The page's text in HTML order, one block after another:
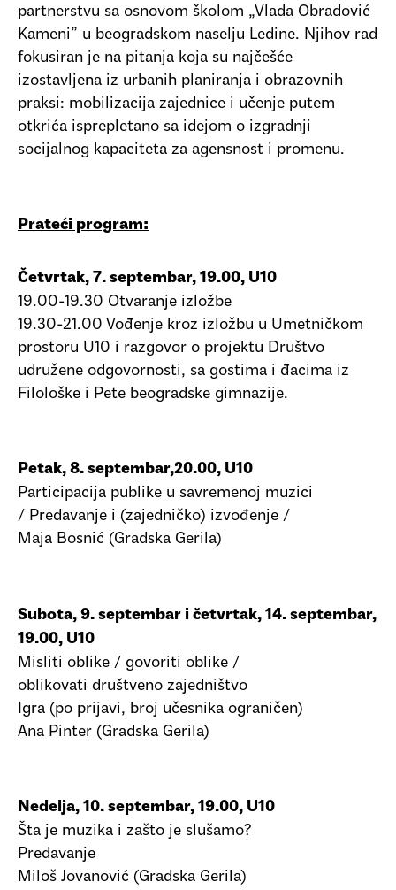
partnerstvu sa osnovom školom „Vlada Obradović
Kameni” u beogradskom naselju Ledine. Njihov rad
fokusiran je na pitanja koja su najčešće
izostavljena iz urbanih planiranja i obrazovnih
praksi: mobilizacija zajednice i učenje putem
otkrića isprepletano sa idejom o izgradnji
socijalnog kapaciteta za agensnost i promenu.
Prateći program:
Četvrtak, 7. septembar, 19.00, U10
19.00-19.30 Otvaranje izložbe
19.30-21.00 Vođenje kroz izložbu u Umetničkom
prostoru U10 i razgovor o projektu Društvo
udružene odgovornosti, sa gostima i đacima iz
Filološke i Pete beogradske gimnazije.
Petak, 8. septembar, 20.00, U10
Participacija publike u savremenoj muzici
/ Predavanje i (zajedničko) izvođenje /
Maja Bosnić (Gradska Gerila)
Subota, 9. septembar i četvrtak, 14. septembar,
19.00, U10
Misliti oblike / govoriti oblike /
oblikovati društveno zajedništvo
Igra (po prijavi, broj učesnika ograničen)
Ana Pinter (Gradska Gerila)
Nedelja, 10. septembar, 19.00, U10
Šta je muzika i zašto je slušamo?
Predavanje
Miloš Jovanović (Gradska Gerila)